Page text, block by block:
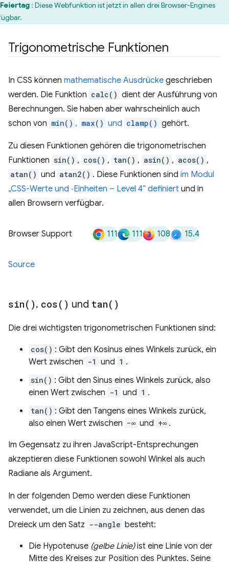
Feiertag : Diese Webfunktion ist jetzt in allen drei Browser-Engines
Trigonometrische Funktionen
In CSS können mathematische Ausdrücke geschrieben
werden. Die Funktion calc() dient der Ausführung von
Berechnungen. Sie haben aber wahrscheinlich auch
schon von min() , max() und clamp() gehört.
Zu diesen Funktionen gehören die trigonometrischen
Funktionen sin() , cos() , tan() , asin() , acos() ,
atan() und atan2() . Diese Funktionen sind im Modul
„CSS-Werte und ‑Einheiten – Level 4“ definiert und in
allen Browsern verfügbar.
Browser Support 111 111 108 15.4
Source
sin( ), cos( ) und tan( )
Die drei wichtigsten trigonometrischen Funktionen sind:
cos() : Gibt den Kosinus eines Winkels zurück, ein
Wert zwischen -1 und 1 .
sin() : Gibt den Sinus eines Winkels zurück, also
einen Wert zwischen -1 und 1 .
tan() : Gibt den Tangens eines Winkels zurück,
also einen Wert zwischen −∞ und +∞ .
Im Gegensatz zu ihren JavaScript-Entsprechungen
akzeptieren diese Funktionen sowohl Winkel als auch
Radiane als Argument.
In der folgenden Demo werden diese Funktionen
verwendet, um die Linien zu zeichnen, aus denen das
Dreieck um den Satz --angle besteht:
Die Hypotenuse (gelbe Linie)ist eine Linie von der
Mitte des Kreises zur Position des Punktes. Seine